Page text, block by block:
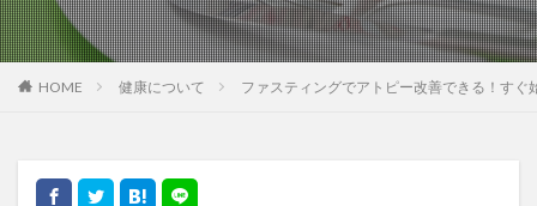
HOME 健康について ファスティングでアトピー改善できる！すぐ